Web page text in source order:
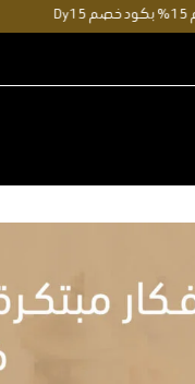
خصم 15% بكود خصم Dy15